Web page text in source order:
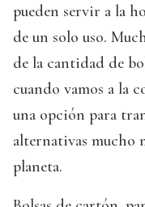
pueden servir a la
de un solo uso.
de la cantidad de
cuando vamos a la
una opción para
alternativas mucho
planeta.